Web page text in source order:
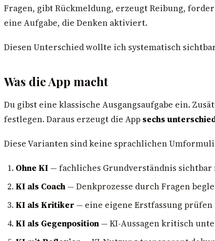
Fragen, gibt Rückmeldung, erzeugt Reibung,
eine Aufgabe, die Denken aktiviert.
Diesen Unterschied wollte ich systematisch
Was die App macht
Du gibst eine klassische Ausgangsaufgabe ein.
festlegen. Daraus erzeugt die App sechs
Diese Varianten sind keine sprachlichen
Ohne KI — fachliches Grundverständnis sichtbar
KI als Coach — Denkprozesse durch Fragen
KI als Kritiker — eine eigene Erstfassung
KI als Gegenposition — KI-Aussagen kritisch